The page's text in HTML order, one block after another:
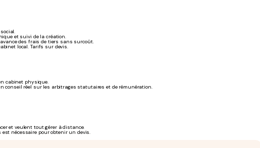
et suivi de la création.
des frais de tiers sans surcoût.
local. Tarifs sur devis.
cabinet physique.
conseil réel sur les arbitrages statutaires et de rémunération.
et veulent tout gérer à distance.
nécessaire pour obtenir un devis.